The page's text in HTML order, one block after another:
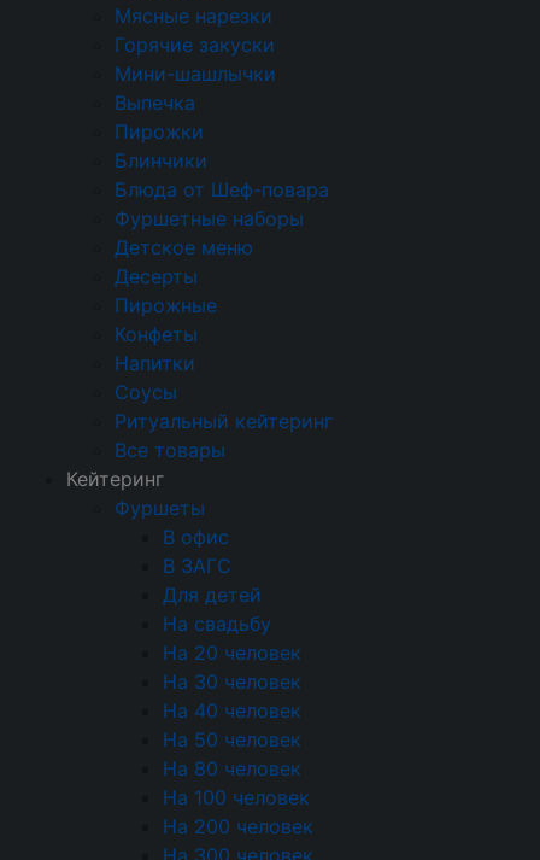
Мясные нарезки
Горячие закуски
Мини-шашлычки
Выпечка
Пирожки
Блинчики
Блюда от Шеф-повара
Фуршетные наборы
Детское меню
Десерты
Пирожные
Конфеты
Напитки
Соусы
Ритуальный кейтеринг
Все товары
Кейтеринг
Фуршеты
В офис
В ЗАГС
Для детей
На свадьбу
На 20 человек
На 30 человек
На 40 человек
На 50 человек
На 80 человек
На 100 человек
На 200 человек
На 300 человек
на 30 человек
на 40 человек
В офис
на 50 человек
На масленицу
Кейтеринг на выставку
Корпоративный
На день рождения
Детский
Недорогой
Доставка еды
На 23 февраля
На выпускной
На съемки
Долгопрудный
Железнодорожный
Жуковский
Люберцы
Мытищи
Пушкино
Щелково
Кейтеринг в Долгопрудном – это организация
питания для мероприятий в городе с особым
интеллектуальным и деловым
климатом.CATERING INCITY предлагает услуги
для научных конференций, корпоративных
событий, камерных праздников и студенческих
форумов. Наш подход сочетает безупречную